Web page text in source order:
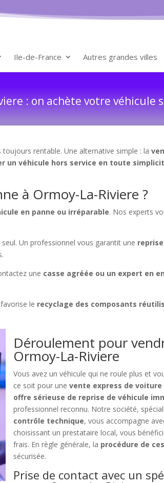
Ile-de-France Autres grandes villes
: on achète votre véhicule
toujours rentable. Une alternative simple : la
un véhicule hors service en toute
à Ormoy-La-Riviere ?
en panne ou irréparable. Nos experts
Un professionnel vous garantit une
une casse agréée ou un expert en
favorise le recyclage des composants
Déroulement pour
Ormoy-La-Riviere
Vous avez un véhicule qui ne roule plus et
ce soit pour unevente express de voiture
offre sérieuse de reprise de véhicule
professionnel reconnu. Notre société,
contrôle technique, vous accompagne
choisissant un prestataire local, vous
frais. En règle générale, la procédure de
sécurisée.
Prise de contact avec un